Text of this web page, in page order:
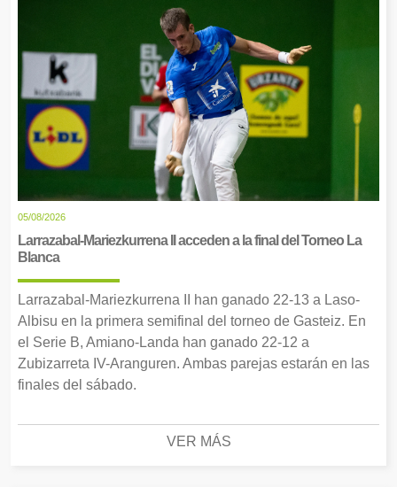
05/08/2026
Larrazabal-Mariezkurrena II acceden a la final del Torneo La
Blanca
Larrazabal-Mariezkurrena II han ganado 22-13 a Laso-
Albisu en la primera semifinal del torneo de Gasteiz. En
el Serie B, Amiano-Landa han ganado 22-12 a
Zubizarreta IV-Aranguren. Ambas parejas estarán en las
finales del sábado.
VER MÁS